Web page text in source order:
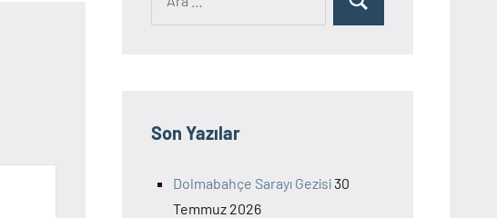
Ara
Son Yazılar
Dolmabahçe Sarayı Gezisi 30
Temmuz 2026